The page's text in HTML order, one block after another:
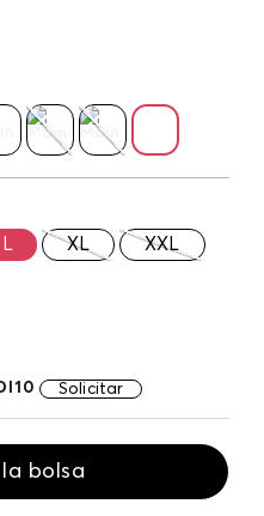
L XL XXL
Solicitar
bolsa